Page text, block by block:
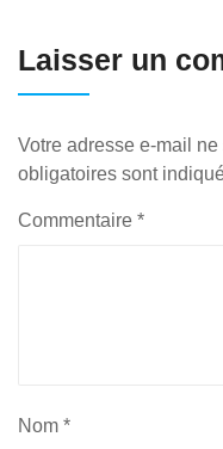
Laisser un
Votre adresse e-mail
obligatoires sont
Commentaire *
Nom *